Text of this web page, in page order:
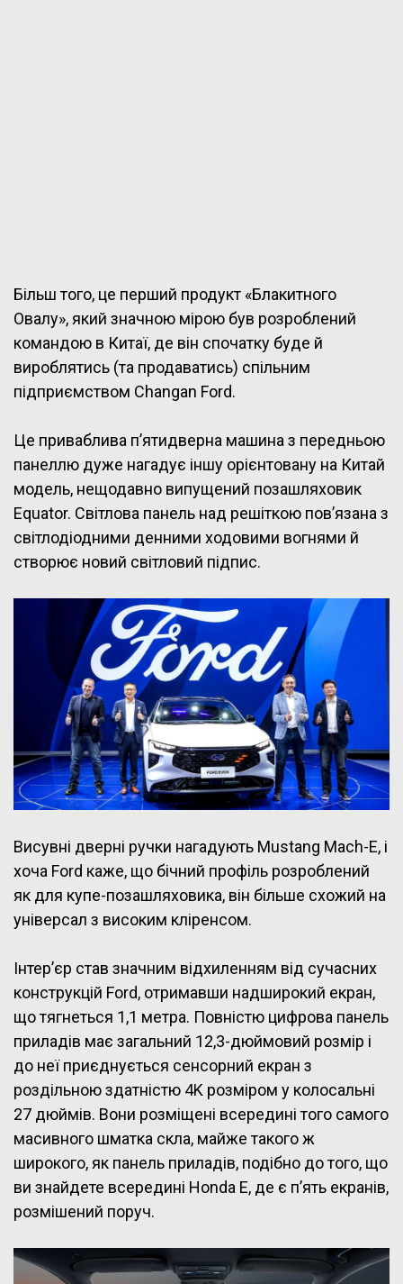
Більш того, це перший продукт «Блакитного
Овалу», який значною мірою був розроблений
командою в Китаї, де він спочатку буде й
вироблятись (та продаватись) спільним
підприємством Changan Ford.
Це приваблива п’ятидверна машина з передньою
панеллю дуже нагадує іншу орієнтовану на Китай
модель, нещодавно випущений позашляховик
Equator. Світлова панель над решіткою пов’язана з
світлодіодними денними ходовими вогнями й
створює новий світловий підпис.
Висувні дверні ручки нагадують Mustang Mach-E, і
хоча Ford каже, що бічний профіль розроблений
як для купе-позашляховика, він більше схожий на
універсал з високим кліренсом.
Інтер’єр став значним відхиленням від сучасних
конструкцій Ford, отримавши надширокий екран,
що тягнеться 1,1 метра. Повністю цифрова панель
приладів має загальний 12,3-дюймовий розмір і
до неї приєднується сенсорний екран з
роздільною здатністю 4K розміром у колосальні
27 дюймів. Вони розміщені всередині того самого
масивного шматка скла, майже такого ж
широкого, як панель приладів, подібно до того, що
ви знайдете всередині Honda E, де є п’ять екранів,
розмішений поруч.